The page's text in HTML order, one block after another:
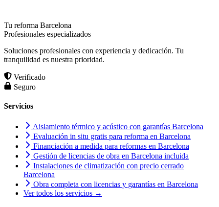
Tu reforma Barcelona
Profesionales especializados
Soluciones profesionales con experiencia y dedicación. Tu
tranquilidad es nuestra prioridad.
Verificado
Seguro
Servicios
Aislamiento térmico y acústico con garantías Barcelona
Evaluación in situ gratis para reforma en Barcelona
Financiación a medida para reformas en Barcelona
Gestión de licencias de obra en Barcelona incluida
Instalaciones de climatización con precio cerrado
Barcelona
Obra completa con licencias y garantías en Barcelona
Ver todos los servicios →